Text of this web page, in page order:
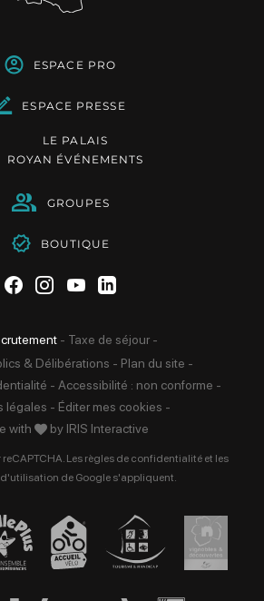
ESPACE PRO
ESPACE PRESSE
LE PALAIS
ROYAN ÉVÉNEMENTS
GROUPES
BOUTIQUE
Suivez-nous sur Facebook
Suivez-nous sur
Suivez-nous sur
Suivez-nous sur
- Taxe de séjour -
& Délibérations - Plan du site -
- Accessibilité : non conforme -
légales - Éditer mes cookies -
with
by IRIS Interactive
Les règles de confidentialitéet les
de Google s'appliquent.